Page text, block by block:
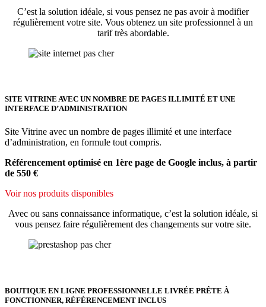
C’est la solution idéale, si vous pensez ne pas avoir à modifier
régulièrement votre site. Vous obtenez un site professionnel à un
tarif très abordable.
SITE VITRINE AVEC UN NOMBRE DE PAGES ILLIMITÉ ET UNE
INTERFACE D’ADMINISTRATION
Site Vitrine avec un nombre de pages illimité et une interface
d’administration, en formule tout compris.
Référencement optimisé en 1ère page de Google inclus, à partir
de 550 €
Voir nos produits disponibles
Avec ou sans connaissance informatique, c’est la solution idéale, si
vous pensez faire régulièrement des changements sur votre site.
BOUTIQUE EN LIGNE PROFESSIONNELLE LIVRÉE PRÊTE À
FONCTIONNER, RÉFÉRENCEMENT INCLUS